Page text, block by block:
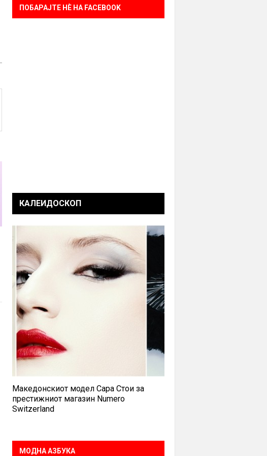
ПОБАРАЈТЕ НÈ НА FACEBOOK
КАЛЕИДОСКОП
Македонскиот модел Сара Стои за
престижниот магазин Numero
Switzerland
МОДНА АЗБУКА